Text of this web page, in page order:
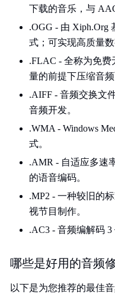
下载的音乐，与
.OGG - 由 Xiph.Org
式；可实现高质量
.FLAC - 全称为免
量的前提下压缩音频
.AIFF - 音频交换文
音频开发。
.WMA - Windows
式。
.AMR - 自适应多速
的语音编码。
.MP2 - 一种较旧的
视节目制作。
.AC3 - 音频编解码
哪些是好用的音频
以下是为您推荐的最佳音